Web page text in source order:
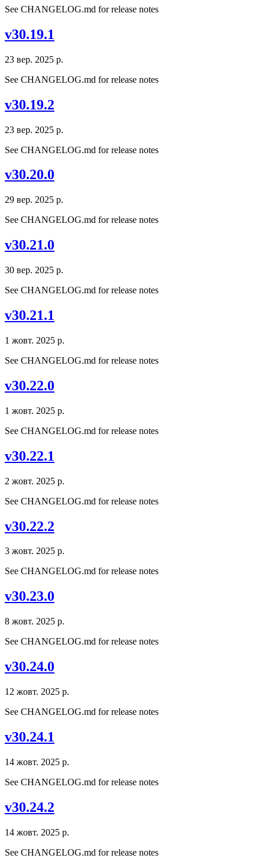
See CHANGELOG.md for release notes
v30.19.1
23 вер. 2025 р.
See CHANGELOG.md for release notes
v30.19.2
23 вер. 2025 р.
See CHANGELOG.md for release notes
v30.20.0
29 вер. 2025 р.
See CHANGELOG.md for release notes
v30.21.0
30 вер. 2025 р.
See CHANGELOG.md for release notes
v30.21.1
1 жовт. 2025 р.
See CHANGELOG.md for release notes
v30.22.0
1 жовт. 2025 р.
See CHANGELOG.md for release notes
v30.22.1
2 жовт. 2025 р.
See CHANGELOG.md for release notes
v30.22.2
3 жовт. 2025 р.
See CHANGELOG.md for release notes
v30.23.0
8 жовт. 2025 р.
See CHANGELOG.md for release notes
v30.24.0
12 жовт. 2025 р.
See CHANGELOG.md for release notes
v30.24.1
14 жовт. 2025 р.
See CHANGELOG.md for release notes
v30.24.2
14 жовт. 2025 р.
See CHANGELOG.md for release notes